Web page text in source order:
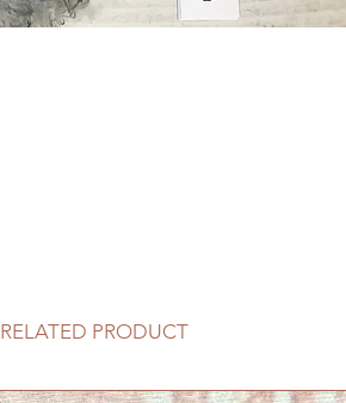
RELATED PRODUCT